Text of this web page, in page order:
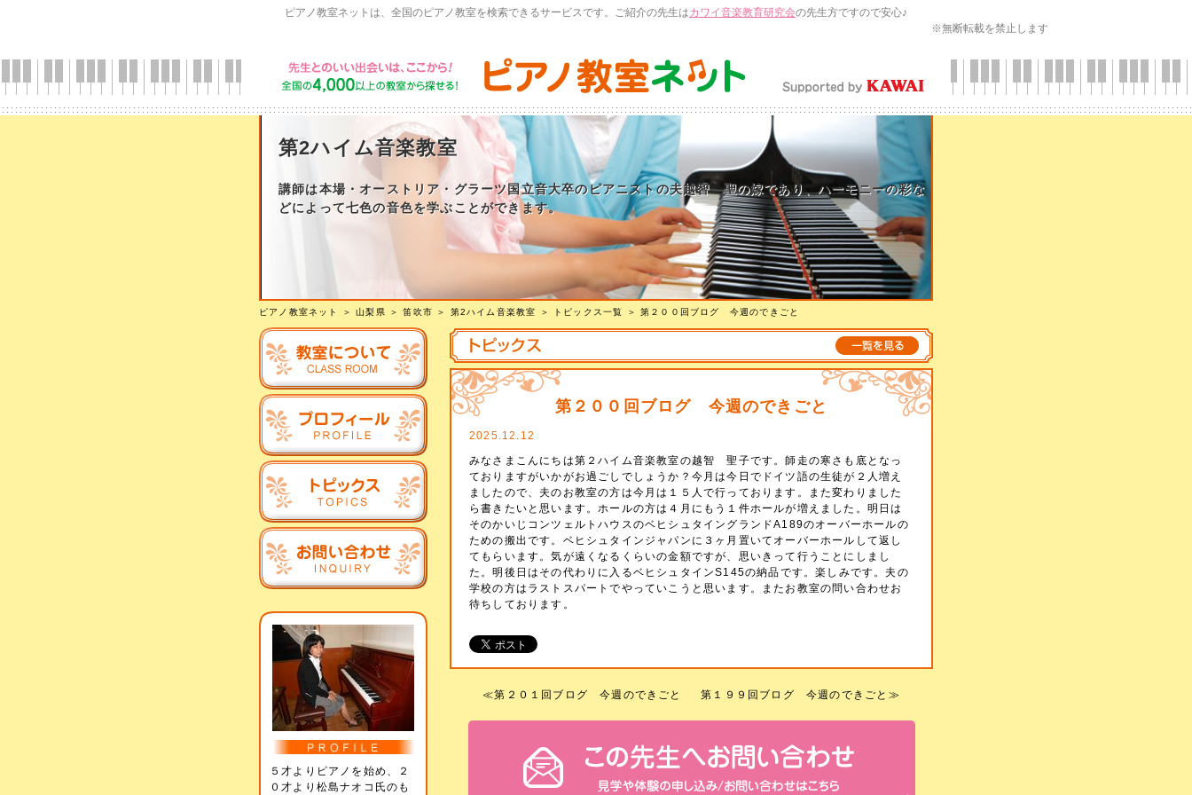
ピアノ教室ネットは、全国のピアノ教室を検索できるサービスです。ご紹介の先生はカワイ音楽教育研究会の先生方ですので安心♪
※無断転載を禁止します
第2ハイム音楽教室
講師は本場・オーストリア・グラーツ国立音大卒のピアニストの夫越智 聖の嫁であり、ハーモニーの彩な
どによって七色の音色を学ぶことができます。
ピアノ教室ネット ＞山梨県 ＞笛吹市 ＞ 第2ハイム音楽教室 ＞ トピックス一覧 ＞ 第２００回ブログ 今週のできごと
５才よりピアノを始め、２
０才より松島ナオコ氏のも
第２００回ブログ 今週のできごと
2025.12.12
みなさまこんにちは第２ハイム音楽教室の越智 聖子です。師走の寒さも底となっ
ておりますがいかがお過ごしでしょうか？今月は今日でドイツ語の生徒が２人増え
ましたので、夫のお教室の方は今月は１５人で行っております。また変わりました
ら書きたいと思います。ホールの方は４月にもう１件ホールが増えました。明日は
そのかいじコンツェルトハウスのベヒシュタイングランドA189のオーバーホールの
ための搬出です。ベヒシュタインジャパンに３ヶ月置いてオーバーホールして返し
てもらいます。気が遠くなるくらいの金額ですが、思いきって行うことにしまし
た。明後日はその代わりに入るベヒシュタインS145の納品です。楽しみです。夫の
学校の方はラストスパートでやっていこうと思います。またお教室の問い合わせお
待ちしております。
≪第２０１回ブログ 今週のできごと 第１９９回ブログ 今週のできごと ≫